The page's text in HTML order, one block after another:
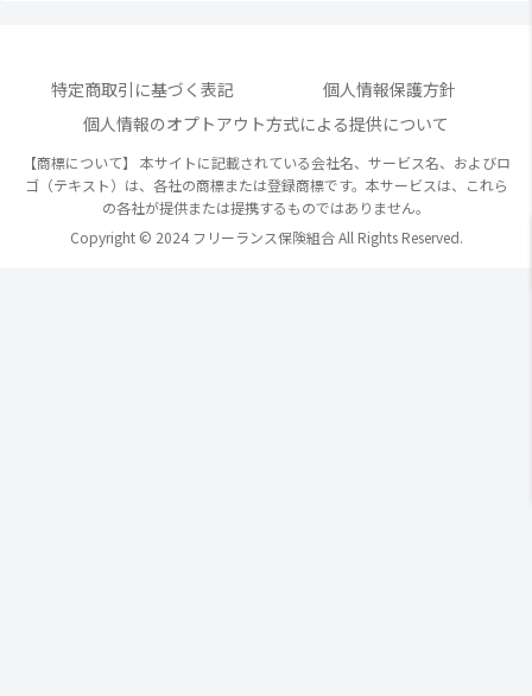
特定商取引に基づく表記
個人情報保護方針
個人情報のオプトアウト方式による提供について
【商標について】 本サイトに記載されている会社名、サービス名、およびロ
ゴ（テキスト）は、各社の商標または登録商標です。本サービスは、これら
の各社が提供または提携するものではありません。
Copyright © 2024 フリーランス保険組合 All Rights Reserved.